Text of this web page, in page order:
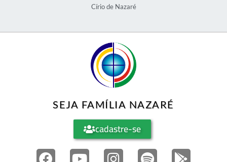
Círio de Nazaré
SEJA FAMÍLIA NAZARÉ
cadastre-se